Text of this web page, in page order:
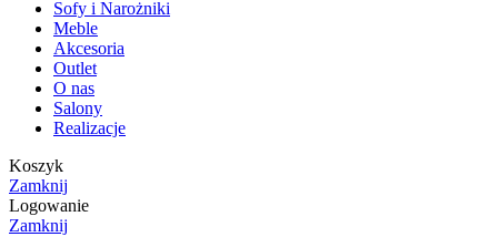
Sofy i Narożniki
Meble
Akcesoria
Outlet
O nas
Salony
Realizacje
Koszyk
Zamknij
Logowanie
Zamknij